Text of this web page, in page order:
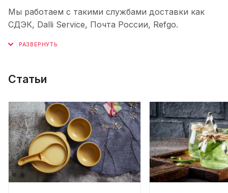
Мы работаем с такими службами доставки как
СДЭК, Dalli Service, Почта России, Refgo.
Статьи